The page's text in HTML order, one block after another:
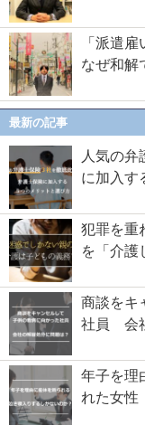
「派遣
なぜ和解
最新の記事
人気の
に加入す
犯罪を重
を「介護
商談をキ
社員 会
年子を理
れた女性